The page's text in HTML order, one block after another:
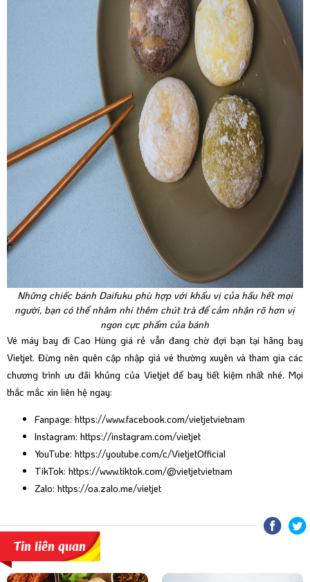
Những chiếc bánh Daifuku phù hợp với khẩu vị của hầu hết mọi
người, bạn có thể nhâm nhi thêm chút trà để cảm nhận rõ hơn vị
ngon cực phẩm của bánh
Vé máy bay đi Cao Hùng giá rẻ vẫn đang chờ đợi bạn tại hãng bay
Vietjet. Đừng nên quên cập nhập giá vé thường xuyên và tham gia các
chương trình ưu đãi khủng của Vietjet để bay tiết kiệm nhất nhé. Mọi
thắc mắc xin liên hệ ngay:
Fanpage: https://www.facebook.com/vietjetvietnam
Instagram: https://instagram.com/vietjet
YouTube: https://youtube.com/c/VietjetOfficial
TikTok: https://www.tiktok.com/@vietjetvietnam
Zalo: https://oa.zalo.me/vietjet
Tin liên quan